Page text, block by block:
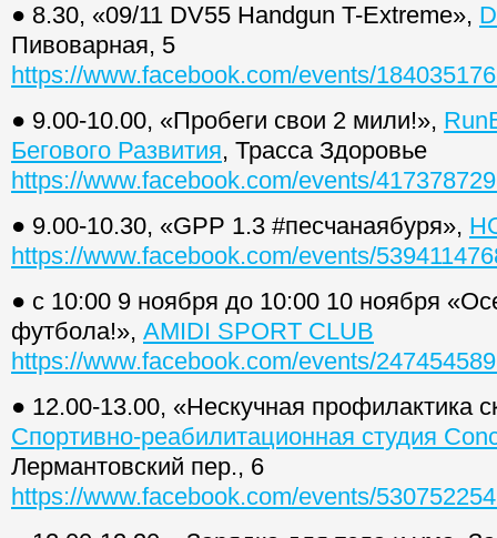
● 8.30, «09/11 DV55 Handgun T-Extreme»,
Пивоварная, 5
https://www.facebook.com/events/
● 9.00-10.00, «Пробеги свои 2 мили!»,
Бегового Развития, Трасса Здоровье
https://www.facebook.com/events/
● 9.00-10.30, «GPP 1.3 #песчанаябуря»,
https://www.facebook.com/events/
● с 10:00 9 ноября до 10:00 10 ноября
футбола!», AMIDI SPORT CLUB
https://www.facebook.com/events/
● 12.00-13.00, «Нескучная профилактика
Спортивно-реабилитационная студия
Лермантовский пер., 6
https://www.facebook.com/events/